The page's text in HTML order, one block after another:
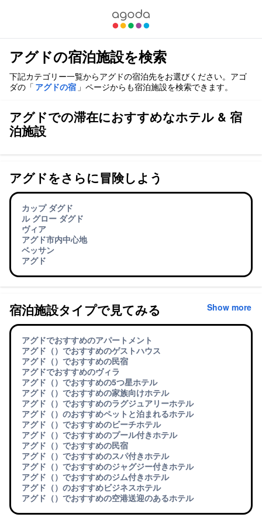
アグドの宿泊施設を検索
下記カテゴリー一覧からアグドの宿泊先をお選びください。アゴ
ダの「 アグドの宿 」ページからも宿泊施設を検索できます。
アグドでの滞在におすすめなホテル & 宿
泊施設
アグドをさらに冒険しよう
カップ ダグド
ル グロー ダグド
ヴィア
アグド市内中心地
ベッサン
アグド
宿泊施設タイプで見てみる Show more
アグドでおすすめのアパートメント
アグド（）でおすすめのゲストハウス
アグド（）でおすすめの民宿
アグドでおすすめのヴィラ
アグド（）でおすすめの5つ星ホテル
アグド（）でおすすめの家族向けホテル
アグド（）でおすすめのラグジュアリーホテル
アグド（）のおすすめペットと泊まれるホテル
アグド（）でおすすめのビーチホテル
アグド（）でおすすめのプール付きホテル
アグド（）でおすすめの民宿
アグド（）でおすすめのスパ付きホテル
アグド（）でおすすめのジャグジー付きホテル
アグド（）でおすすめのジム付きホテル
アグド（）のおすすめビジネスホテル
アグド（）でおすすめの空港送迎のあるホテル